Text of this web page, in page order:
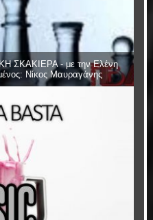
ΣΚΑΚΙΕΡΑ - με την Ελένη
Νίκος Μαυραγάνης